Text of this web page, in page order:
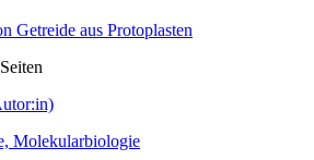
Molekularbiologie